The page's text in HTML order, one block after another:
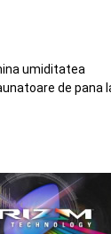
umiditatea
de pana